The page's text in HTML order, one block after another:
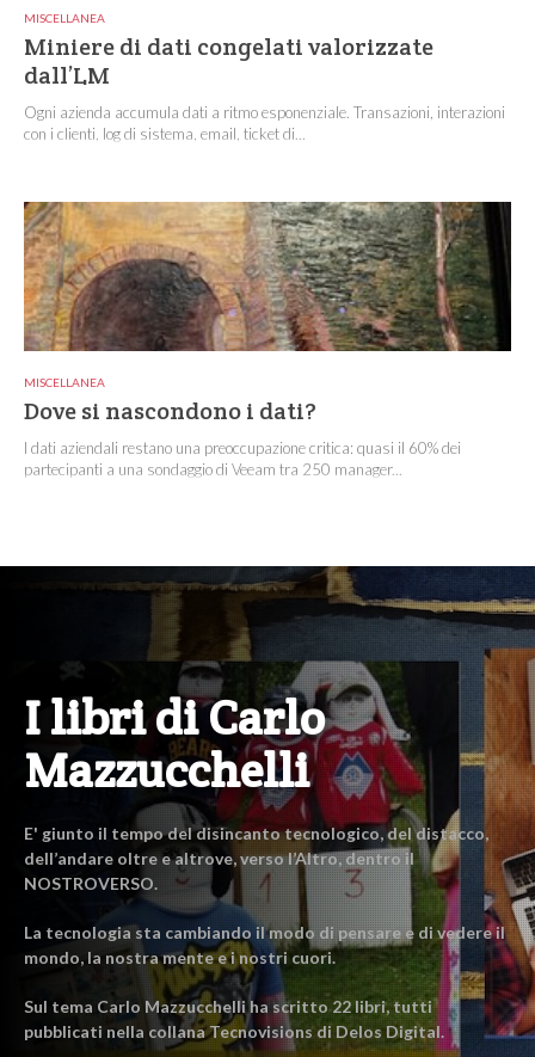
MISCELLANEA
Miniere di dati congelati valorizzate
dall’LM
Ogni azienda accumula dati a ritmo esponenziale. Transazioni, interazioni
con i clienti, log di sistema, email, ticket di...
MISCELLANEA
Dove si nascondono i dati?
I dati aziendali restano una preoccupazione critica: quasi il 60% dei
partecipanti a una sondaggio di Veeam tra 250 manager...
I libri di Carlo
Mazzucchelli
E' giunto il tempo del disincanto tecnologico, del distacco,
dell’andare oltre e altrove, verso l’Altro, dentro il
NOSTROVERSO.
La tecnologia sta cambiando il modo di pensare e di vedere il
mondo, la nostra mente e i nostri cuori.
Sul tema Carlo Mazzucchelli ha scritto 22 libri, tutti
pubblicati nella collana Tecnovisions di Delos Digital.